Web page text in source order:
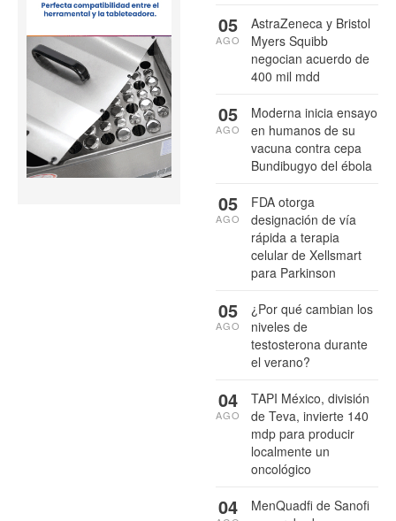
AstraZeneca y Bristol
Myers Squibb
negocian acuerdo de
400 mil mdd
05
AGO
Moderna inicia ensayo
en humanos de su
vacuna contra cepa
Bundibugyo del ébola
05
AGO
FDA otorga
designación de vía
rápida a terapia
celular de Xellsmart
para Parkinson
05
AGO
¿Por qué cambian los
niveles de
testosterona durante
el verano?
05
AGO
TAPI México, división
de Teva, invierte 140
mdp para producir
localmente un
oncológico
04
AGO
MenQuadfi de Sanofi
04